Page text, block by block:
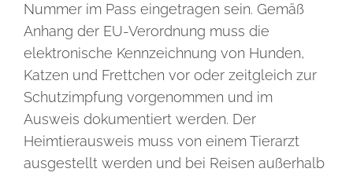
Nummer im Pass eingetragen sein. Gemäß
Anhang der EU-Verordnung muss die
elektronische Kennzeichnung von Hunden,
Katzen und Frettchen vor oder zeitgleich zur
Schutzimpfung vorgenommen und im
Ausweis dokumentiert werden. Der
Heimtierausweis muss von einem Tierarzt
ausgestellt werden und bei Reisen außerhalb